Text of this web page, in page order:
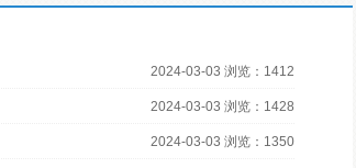
2024-03-03 浏览：1412
2024-03-03 浏览：1428
2024-03-03 浏览：1350